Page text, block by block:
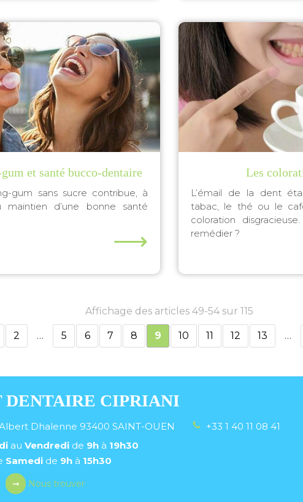
et santé bucco-dentaire
gum sans sucre contribue, à
maintien d’une bonne santé
⟶
Les
L’émail de la dent
tabac, le thé ou le
coloration
remédier ?
Affichage des articles 49-54 sur 115
2 … 5 6 7 8 9 10 11 12 13 …
DENTAIRE CIPRIANI
Dhalenne 93400 SAINT-OUEN
+33 1 40 11 08 41
au Vendredi de 9h à 19h30
Samedi de 9h à 15h30
Nous trouver